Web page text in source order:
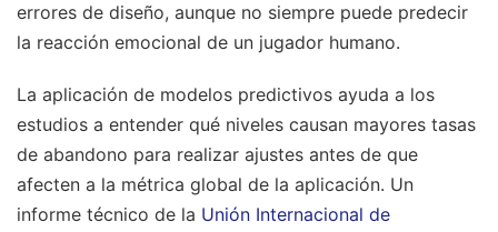
errores de diseño, aunque no siempre puede predecir
la reacción emocional de un jugador humano.
La aplicación de modelos predictivos ayuda a los
estudios a entender qué niveles causan mayores tasas
de abandono para realizar ajustes antes de que
afecten a la métrica global de la aplicación. Un
informe técnico de la Unión Internacional de